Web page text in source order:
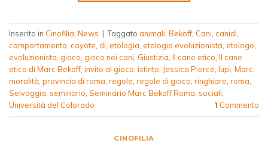
Inserito in Cinofilia News | Taggato animali Bekoff Cani canidi
comportamento coyote di etologia etologia evoluzionista etologo
evoluzionista gioco gioco nei cani Giustizia Il cane etico Il cane
etico di Marc Bekoff invito al gioco istinto Jessica Pierce lupi Marc
moralità provincia di roma regole regole di gioco ringhiare roma
Selvaggia seminario Seminario Marc Bekoff Roma sociali
Università del Colorado
1 Commento
CINOFILIA